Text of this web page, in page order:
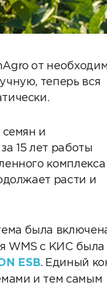
от
теперь вся
и
15 лет работы
комплекса
расти и
была
WMS с КИС была
ESB. Единый
и тем самым